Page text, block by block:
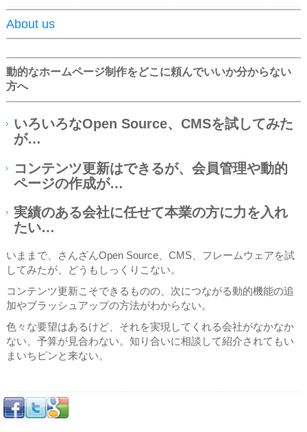
About us
動的なホームページ制作をどこに頼んでいいか分からない
方へ
いろいろなOpen Source、CMSを試してみた
が…
コンテンツ更新はできるが、会員管理や動的
ページの作成が…
実績のある会社に任せて本業の方に力を入れ
たい…
いままで、さんざんOpen Source、CMS、フレームウェアを試
してみたが、どうもしっくりこない。
コンテンツ更新こそできるものの、次につながる動的機能の追
加やブラッシュアップの方法がわからない。
色々な要望はあるけど、それを実現してくれる会社がなかなか
ない、予算が見合わない。知り合いに相談して紹介されてもい
まいちピンと来ない。